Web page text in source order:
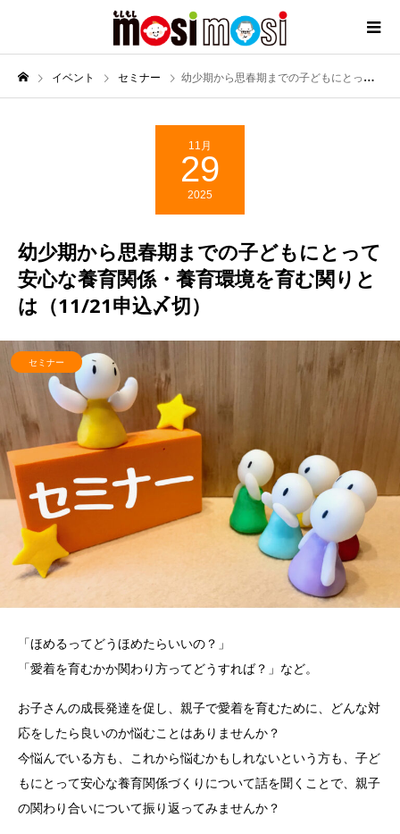
イベント セミナー 幼少期から思春期までの子どもにとって安心な養育関係・養育環境を育む関りとは（11/21申込〆切）
11月
29
2025
幼少期から思春期までの子どもにとって
安心な養育関係・養育環境を育む関りと
は（11/21申込〆切）
セミナー
「ほめるってどうほめたらいいの？」
「愛着を育むかか関わり方ってどうすれば？」など。
お子さんの成長発達を促し、親子で愛着を育むために、どんな対
応をしたら良いのか悩むことはありませんか？
今悩んでいる方も、これから悩むかもしれないという方も、子ど
もにとって安心な養育関係づくりについて話を聞くことで、親子
の関わり合いについて振り返ってみませんか？